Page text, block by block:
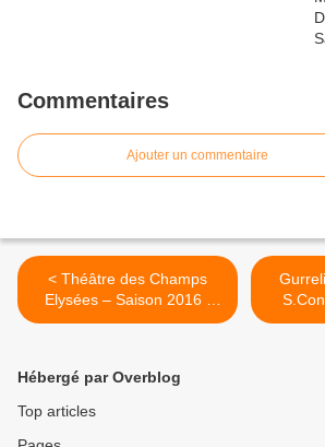
Commentaires
Ajouter un commentaire
< Théâtre des Champs
Elysées – Saison 2016 /
2017
Hébergé par Overblog
Top articles